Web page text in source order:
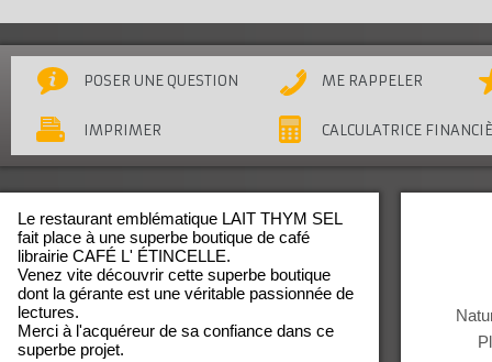
POSER UNE QUESTION ME RAPPELER
IMPRIMER CALCULATRICE
Le restaurant emblématique LAIT THYM SEL
fait place à une superbe boutique de café
librairie CAFÉ L' ÉTINCELLE.
Venez vite découvrir cette superbe boutique
dont la gérante est une véritable passionnée de
lectures.
Merci à l'acquéreur de sa confiance dans ce
superbe projet.